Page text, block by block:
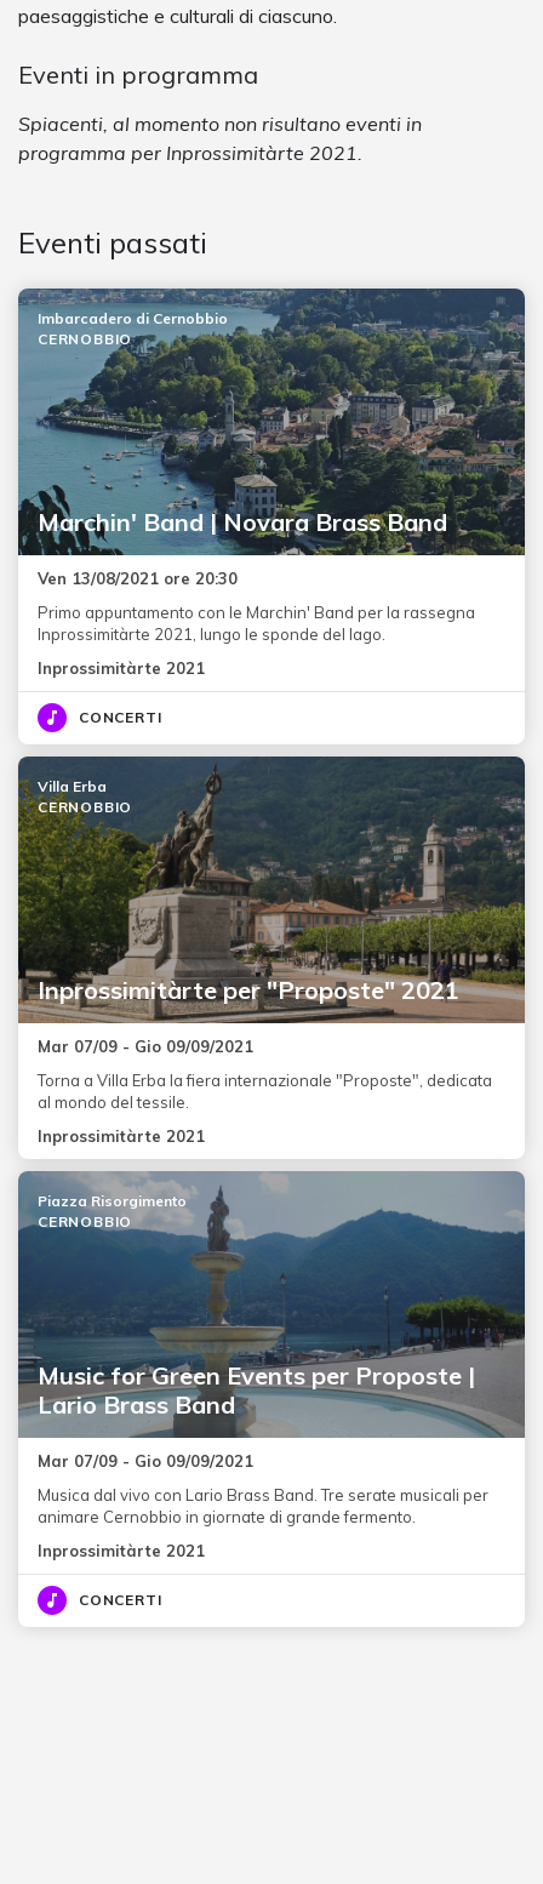
paesaggistiche e culturali di ciascuno.
Eventi in programma
Spiacenti, al momento non risultano eventi in
programma per Inprossimitàrte 2021.
Eventi passati
Marchin' Band | Novara Brass Band
Imbarcadero di Cernobbio
CERNOBBIO
Ven 13/08/2021 ore 20:30
Primo appuntamento con le Marchin' Band per la rassegna
Inprossimitàrte 2021, lungo le sponde del lago.
Inprossimitàrte 2021
CONCERTI
Inprossimitàrte per "Proposte" 2021
Villa Erba
CERNOBBIO
Mar 07/09 - Gio 09/09/2021
Torna a Villa Erba la fiera internazionale "Proposte", dedicata
al mondo del tessile.
Inprossimitàrte 2021
Music for Green Events per Proposte |
Lario Brass Band
Piazza Risorgimento
CERNOBBIO
Mar 07/09 - Gio 09/09/2021
Musica dal vivo con Lario Brass Band. Tre serate musicali per
animare Cernobbio in giornate di grande fermento.
Inprossimitàrte 2021
CONCERTI